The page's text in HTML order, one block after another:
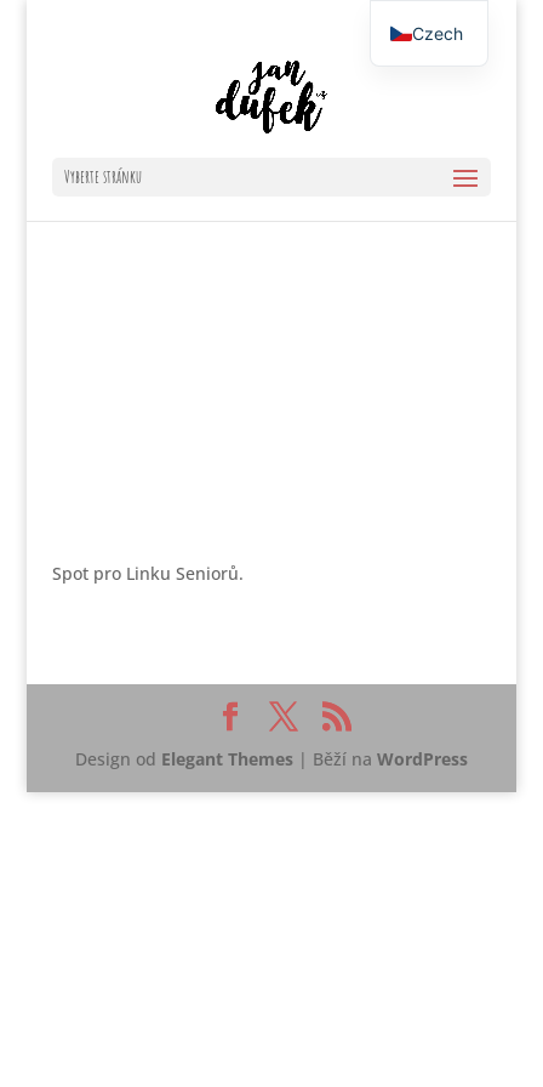
Vyberte stránku
Spot pro Linku Seniorů.
Design od Elegant Themes| Běží na WordPress
Czech